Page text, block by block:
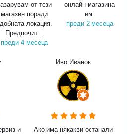
от този
магазин поради
локация.
Предпочит...
преди 4 месеца
онлайн магазина
им.
преди 2 месеца
и
Иво Иванов
Ако има някакви останали